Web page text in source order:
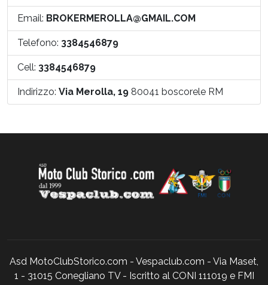
Email: BROKERMEROLLA@GMAIL.COM
Telefono: 3384546879
Cell: 3384546879
Indirizzo: Via Merolla, 19 80041 boscorele RM
Asd MotoClubStorico.com - Vespaclub.com - Via Maset,
1 - 31015 Conegliano TV - Iscritto al CONI 111019 e FMI